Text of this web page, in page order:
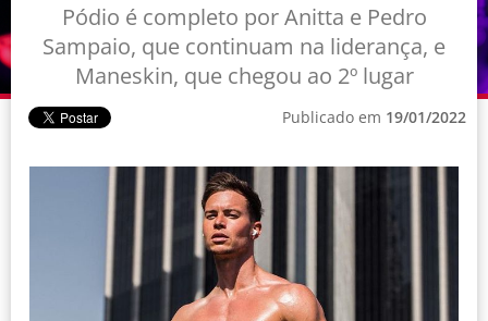
Pódio é completo por Anitta e Pedro
Sampaio, que continuam na liderança, e
Maneskin, que chegou ao 2º lugar
Publicado em 19/01/2022